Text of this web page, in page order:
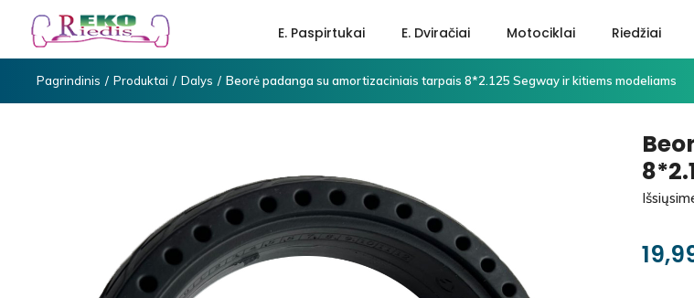
E. Paspirtukai E. Dviračiai Motociklai Riedžiai
Pagrindinis / Produktai / Dalys / Beorė padanga su amortizaciniais tarpais 8*2.125 Segway ir kitiems modeliams